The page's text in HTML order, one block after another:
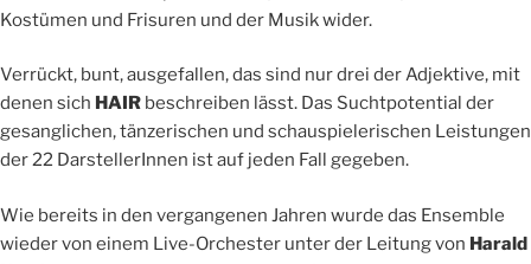
Kostümen und Frisuren und der Musik wider.
Verrückt, bunt, ausgefallen, das sind nur drei der Adjektive, mit
denen sich HAIR beschreiben lässt. Das Suchtpotential der
gesanglichen, tänzerischen und schauspielerischen Leistungen
der 22 DarstellerInnen ist auf jeden Fall gegeben.
Wie bereits in den vergangenen Jahren wurde das Ensemble
wieder von einem Live-Orchester unter der Leitung von Harald